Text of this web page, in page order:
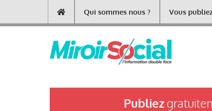
contenu
Main
navigation
Qui sommes nous ? Vous
Publiez